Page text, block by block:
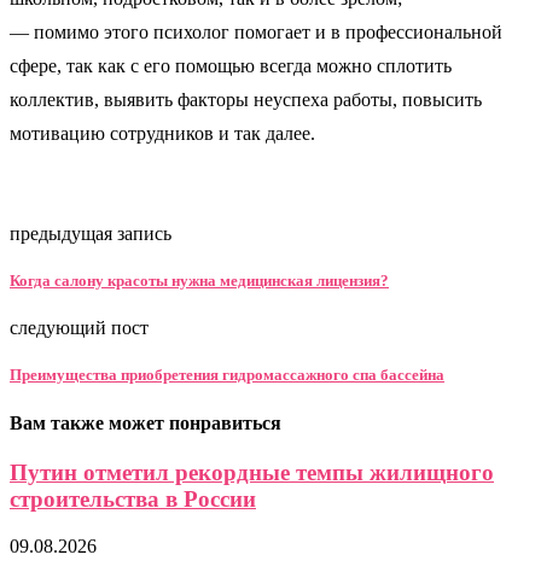
— помимо этого психолог помогает и в профессиональной
сфере, так как с его помощью всегда можно сплотить
коллектив, выявить факторы неуспеха работы, повысить
мотивацию сотрудников и так далее.
предыдущая запись
Когда салону красоты нужна медицинская лицензия?
следующий пост
Преимущества приобретения гидромассажного спа бассейна
Вам также может понравиться
Путин отметил рекордные темпы жилищного
строительства в России
09.08.2026